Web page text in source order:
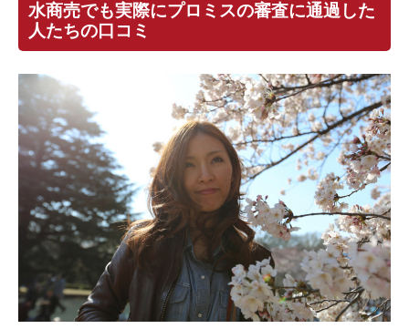
水商売でも実際にプロミスの審査に通過した
人たちの口コミ